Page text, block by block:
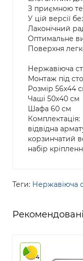
З приємною
У цій версії
Лаконічний
Оптимальне
Поверхня
Нержавіюча
Монтаж під
Розмір 56х44
Чаші 50х40 см
Шафа 60 см
Комплектація:
відвідна
корзинчатий
набір
Теги: Нержавіюча
4